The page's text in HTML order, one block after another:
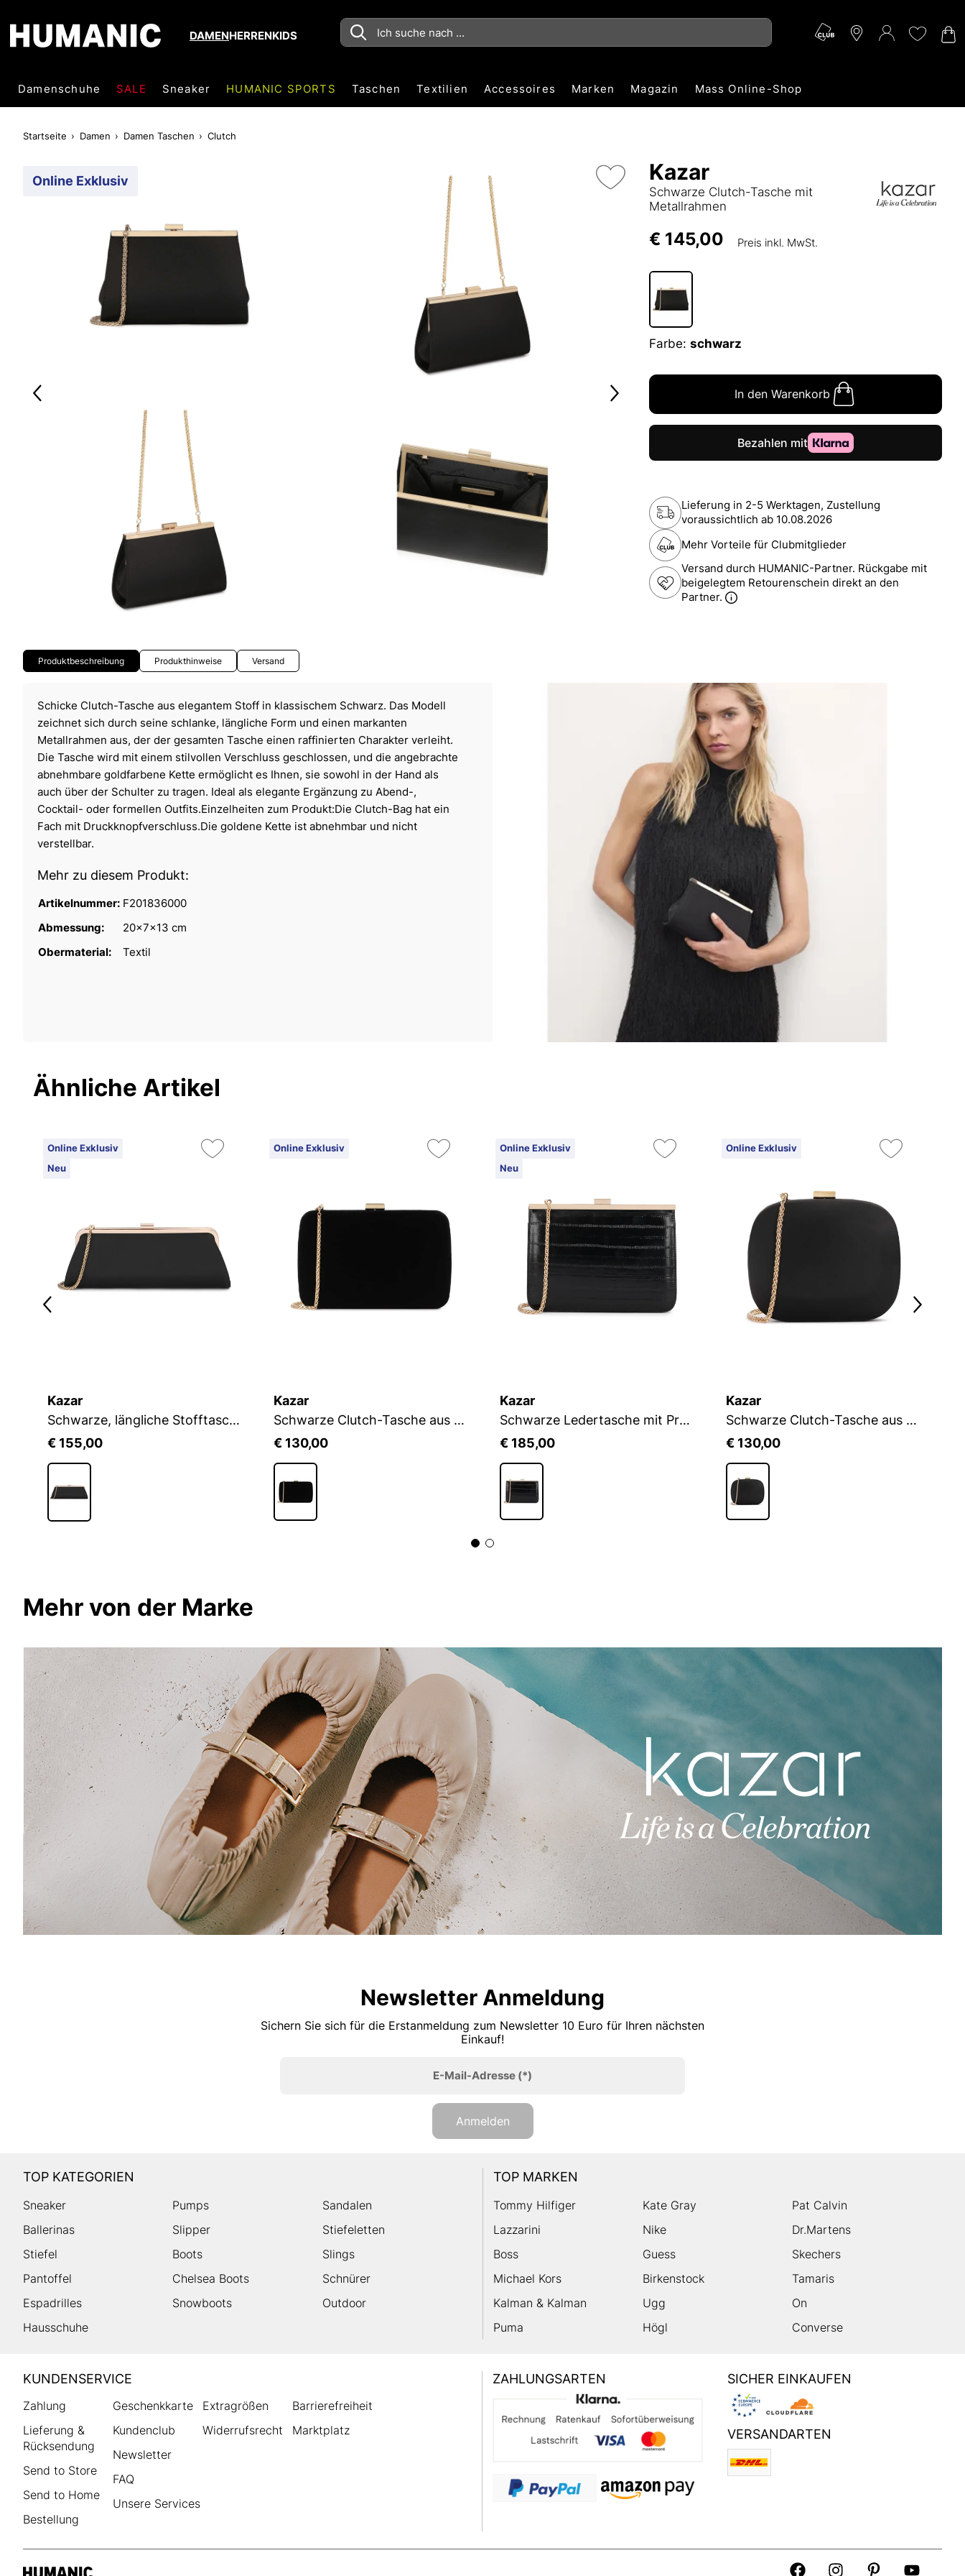
DAMENHERRENKIDS
Damenschuhe SALE Sneaker HUMANIC SPORTS Taschen Textilien Accessoires Marken Magazin Mass Online-Shop
Startseite Damen Damen Taschen Clutch
Online Exklusiv Kazar
Schwarze Clutch-Tasche mit
Metallrahmen
€ 145,00 Preis inkl. MwSt.
Farbe: schwarz
In den Warenkorb
Lieferung in 2-5 Werktagen, Zustellung
voraussichtlich ab 10.08.2026
Mehr Vorteile für Clubmitglieder
Versand durch HUMANIC-Partner. Rückgabe mit
beigelegtem Retourenschein direkt an den
Partner.
Produktbeschreibung Produkthinweise Versand
Schicke Clutch-Tasche aus elegantem Stoff in klassischem Schwarz. Das Modell
zeichnet sich durch seine schlanke, längliche Form und einen markanten
Metallrahmen aus, der der gesamten Tasche einen raffinierten Charakter verleiht.
Die Tasche wird mit einem stilvollen Verschluss geschlossen, und die angebrachte
abnehmbare goldfarbene Kette ermöglicht es Ihnen, sie sowohl in der Hand als
auch über der Schulter zu tragen. Ideal als elegante Ergänzung zu Abend-,
Cocktail- oder formellen Outfits.Einzelheiten zum Produkt:Die Clutch-Bag hat ein
Fach mit Druckknopfverschluss.Die goldene Kette ist abnehmbar und nicht
verstellbar.
Mehr zu diesem Produkt:
Artikelnummer: F201836000
Abmessung:
20x7x13 cm
Obermaterial:
Textil
Ähnliche Artikel
Online Exklusiv
Neu
Kazar
Schwarze, längliche Stofftasche mit Metallrahmen
€ 155,00
Online Exklusiv
Kazar
Schwarze Clutch-Tasche aus Samt
€ 130,00
Online Exklusiv
Neu
Kazar
Schwarze Ledertasche mit Prägung und goldenem Rahmen
€ 185,00
Online Exklusiv
Kazar
Schwarze Clutch-Tasche aus Stoff mit runder Form
€ 130,00
Mehr von der Marke
Newsletter Anmeldung
Sichern Sie sich für die Erstanmeldung zum Newsletter 10 Euro für Ihren nächsten
Einkauf!
E-Mail-Adresse(*)
Anmelden
TOP KATEGORIEN
Sneaker Pumps
Sandalen
Ballerinas
Slipper
Stiefeletten
Stiefel
Boots
Slings
Pantoffel
Chelsea Boots
Schnürer
Espadrilles
Snowboots
Outdoor
Hausschuhe
TOP MARKEN
Tommy Hilfiger Kate Gray
Pat Calvin
Lazzarini
Nike
Dr.Martens
Boss
Guess
Skechers
Michael Kors
Birkenstock
Tamaris
Kalman & Kalman
Ugg
On
Puma
Högl Converse
HUMANIC
Footer
KUNDENSERVICE
Zahlung
Lieferung &
Rücksendung
Send to Store
Send to Home
Bestellung
Geschenkkarte
Kundenclub
Newsletter
FAQ
Unsere Services
Extragrößen
Widerrufsrecht
Barrierefreiheit
Marktplatz
ZAHLUNGSARTEN SICHER EINKAUFEN
VERSANDARTEN